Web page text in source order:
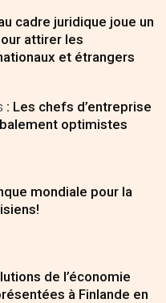
cadre juridique joue un
attirer les
et étrangers
: Les chefs d’entreprise
optimistes
mondiale pour la
de l’économie
à Finlande en